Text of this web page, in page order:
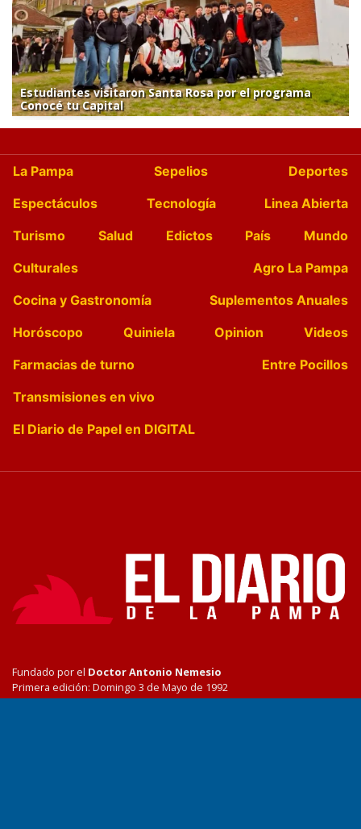
Estudiantes visitaron Santa Rosa por el programa
Conocé tu Capital
La Pampa Sepelios
Deportes
Espectáculos
Tecnología
Linea Abierta
Turismo
Salud Edictos País
Mundo
Culturales
Agro La Pampa
Cocina y Gastronomía
Suplementos Anuales
Horóscopo
Quiniela Opinion
Videos
Farmacias de turno
Entre Pocillos
Transmisiones en vivo
El Diario de Papel en DIGITAL
Fundado por el Doctor Antonio Nemesio
Primera edición: Domingo 3 de Mayo de 1992
Miembro de ADIRA,ADEPA y CPPAL